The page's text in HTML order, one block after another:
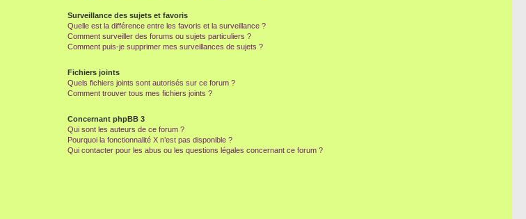
Surveillance des sujets et favoris
Quelle est la différence entre les favoris et la surveillance ?
Comment surveiller des forums ou sujets particuliers ?
Comment puis-je supprimer mes surveillances de sujets ?
Fichiers joints
Quels fichiers joints sont autorisés sur ce forum ?
Comment trouver tous mes fichiers joints ?
Concernant phpBB 3
Qui sont les auteurs de ce forum ?
Pourquoi la fonctionnalité X n’est pas disponible ?
Qui contacter pour les abus ou les questions légales concernant ce forum ?